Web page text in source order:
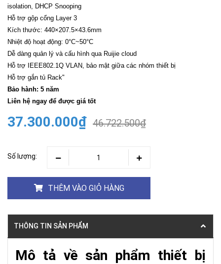
isolation, DHCP Snooping
Hỗ trợ gộp cổng Layer 3
Kích thước: 440×207.5×43.6mm
Nhiệt độ hoạt động: 0°C~50°C
Dễ dàng quản lý và cấu hình qua Ruijie cloud
Hỗ trợ IEEE802.1Q VLAN, bảo mật giữa các nhóm thiết bị
Hỗ trợ gắn tủ Rack"
Bảo hành: 5 năm
Liên hệ ngay để được giá tốt
37.300.000₫ 46.722.500₫
Số lượng:
THÊM VÀO GIỎ HÀNG
THÔNG TIN SẢN PHẨM
Mô tả về sản phẩm thiết bị